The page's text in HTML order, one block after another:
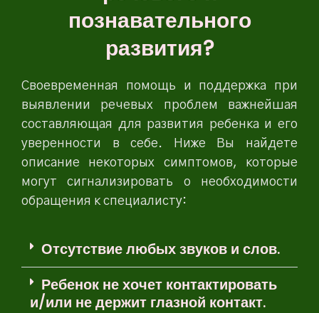
познавательного
развития?
Своевременная помощь и поддержка при
выявлении речевых проблем важнейшая
составляющая для развития ребенка и его
уверенности в себе. Ниже Вы найдете
описание некоторых симптомов, которые
могут сигнализировать о необходимости
обращения к специалисту:
Отсутствие любых звуков и слов.
Ребенок не хочет контактировать
и/или не держит глазной контакт.